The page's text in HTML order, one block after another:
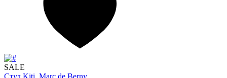
SALE
Стул Kiti. Marc de Berny